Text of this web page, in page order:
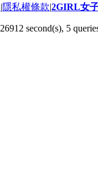
|隱私權條款|2GIRL女
second(s), 5